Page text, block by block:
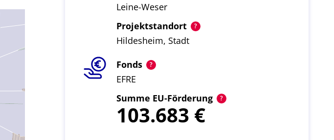
Leine-Weser
Projektstandort
Hildesheim, Stadt
Fonds
EFRE
Summe EU-Förderung
103.683